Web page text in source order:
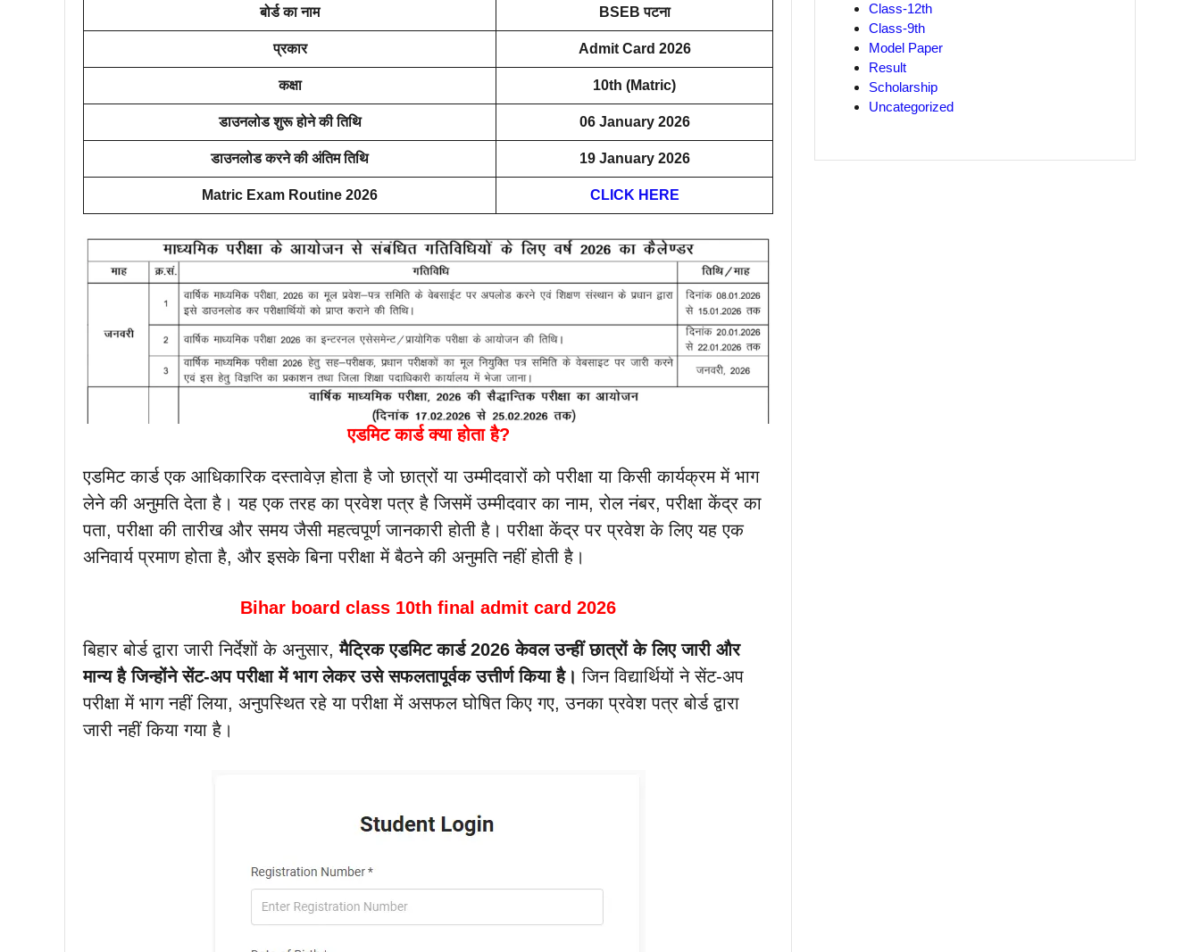
बोर्ड का नाम BSEB पटना
प्रकार Admit Card 2026
कक्षा 10th (Matric)
डाउनलोड शुरू होने की तिथि 06 January 2026
डाउनलोड करने की अंतिम तिथि 19 January 2026
Matric Exam Routine 2026 CLICK HERE
एडमिट कार्ड क्या होता है?
एडमिट कार्ड एक आधिकारिक दस्तावेज़ होता है जो छात्रों या उम्मीदवारों को परीक्षा या किसी कार्यक्रम में भाग
लेने की अनुमति देता है। यह एक तरह का प्रवेश पत्र है जिसमें उम्मीदवार का नाम, रोल नंबर, परीक्षा केंद्र का
पता, परीक्षा की तारीख और समय जैसी महत्वपूर्ण जानकारी होती है। परीक्षा केंद्र पर प्रवेश के लिए यह एक
अनिवार्य प्रमाण होता है, और इसके बिना परीक्षा में बैठने की अनुमति नहीं होती है।
Bihar board class 10th final admit card 2026
बिहार बोर्ड द्वारा जारी निर्देशों के अनुसार,मैट्रिक एडमिट कार्ड 2026 केवल उन्हीं छात्रों के लिए जारी और
मान्य है जिन्होंने सेंट-अप परीक्षा में भाग लेकर उसे सफलतापूर्वक उत्तीर्ण किया है। जिन विद्यार्थियों ने सेंट-अप
परीक्षा में भाग नहीं लिया, अनुपस्थित रहे या परीक्षा में असफल घोषित किए गए, उनका प्रवेश पत्र बोर्ड द्वारा
जारी नहीं किया गया है।
Class-12th
Class-9th
Model Paper
Result
Scholarship
Uncategorized